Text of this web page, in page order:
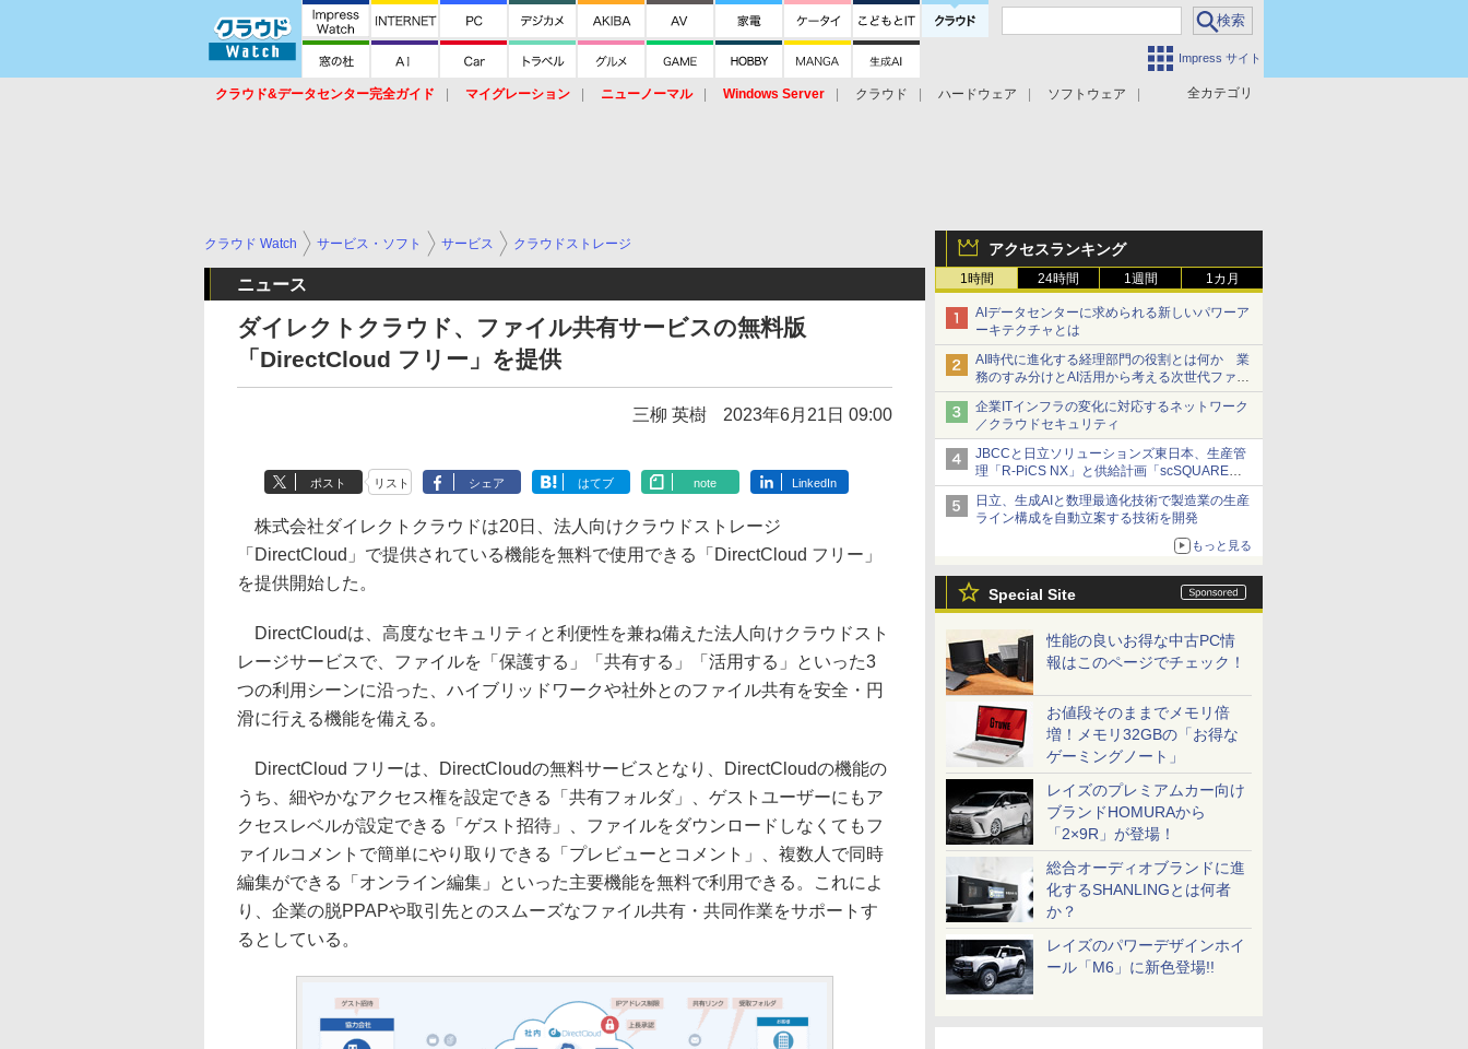
Impress サイト
全カテゴリ
クラウド&データセンター完全ガイド マイグレーション ニューノーマル Windows Server クラウド ハードウェア
ソフトウェア
アクセスランキング
1時間 24時間 1週間 1カ月
AIデータセンターに求められる新しいパワーア
ーキテクチャとは
AI時代に進化する経理部門の役割とは何か 業
務のすみ分けとAI活用から考える次世代ファイ
ナンス戦略
企業ITインフラの変化に対応するネットワーク
／クラウドセキュリティ
JBCCと日立ソリューションズ東日本、生産管
理「R-PiCS NX」と供給計画「scSQUARE
ISP」の連携サービスを提供開始
日立、生成AIと数理最適化技術で製造業の生産
ライン構成を自動立案する技術を開発
もっと見る
Special Site
性能の良いお得な中古PC情
報はこのページでチェック！
お値段そのままでメモリ倍
増！メモリ32GBの「お得な
ゲーミングノート」
レイズのプレミアムカー向け
ブランドHOMURAから
「2×9R」が登場！
総合オーディオブランドに進
化するSHANLINGとは何者
か？
レイズのパワーデザインホイ
ール「M6」に新色登場!!
クラウド Watch サービス・ソフト サービス クラウドストレージ
ニュース
ダイレクトクラウド、ファイル共有サービスの無料版
「DirectCloud フリー」を提供
三柳 英樹 2023年6月21日 09:00
ポスト リスト シェア はてブ note LinkedIn
株式会社ダイレクトクラウドは20日、法人向けクラウドストレージ
「DirectCloud」で提供されている機能を無料で使用できる「DirectCloud フリー」
を提供開始した。
DirectCloudは、高度なセキュリティと利便性を兼ね備えた法人向けクラウドスト
レージサービスで、ファイルを「保護する」「共有する」「活用する」といった3
つの利用シーンに沿った、ハイブリッドワークや社外とのファイル共有を安全・円
滑に行える機能を備える。
DirectCloud フリーは、DirectCloudの無料サービスとなり、DirectCloudの機能の
うち、細やかなアクセス権を設定できる「共有フォルダ」、ゲストユーザーにもア
クセスレベルが設定できる「ゲスト招待」、ファイルをダウンロードしなくてもフ
ァイルコメントで簡単にやり取りできる「プレビューとコメント」、複数人で同時
編集ができる「オンライン編集」といった主要機能を無料で利用できる。これによ
り、企業の脱PPAPや取引先とのスムーズなファイル共有・共同作業をサポートす
るとしている。